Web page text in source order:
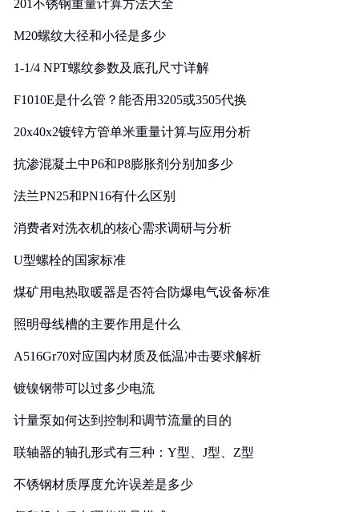
201不锈钢重量计算方法大全
M20螺纹大径和小径是多少
1-1/4 NPT螺纹参数及底孔尺寸详解
F1010E是什么管？能否用3205或3505代换
20x40x2镀锌方管单米重量计算与应用分析
抗渗混凝土中P6和P8膨胀剂分别加多少
法兰PN25和PN16有什么区别
消费者对洗衣机的核心需求调研与分析
U型螺栓的国家标准
煤矿用电热取暖器是否符合防爆电气设备标准
照明母线槽的主要作用是什么
A516Gr70对应国内材质及低温冲击要求解析
镀镍钢带可以过多少电流
计量泵如何达到控制和调节流量的目的
联轴器的轴孔形式有三种：Y型、J型、Z型
不锈钢材质厚度允许误差是多少